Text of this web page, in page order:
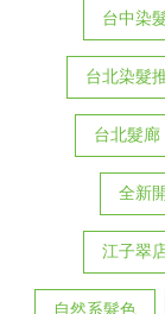
台中染
台北染髮
台北髮廊
全新
江子翠
自然系髮色